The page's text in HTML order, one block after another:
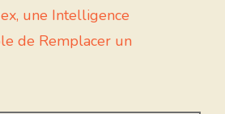
une Intelligence
de Remplacer un